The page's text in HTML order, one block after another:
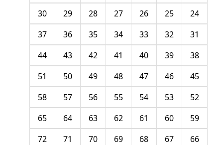
24
25
26
27
28
29
30
31
32
33
34
35
36
37
38
39
40
41
42
43
44
45
46
47
48
49
50
51
52
53
54
55
56
57
58
59
60
61
62
63
64
65
66
67
68
69
70
71
72